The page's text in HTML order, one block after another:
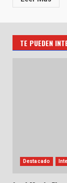
TE PUEDEN
Destacado